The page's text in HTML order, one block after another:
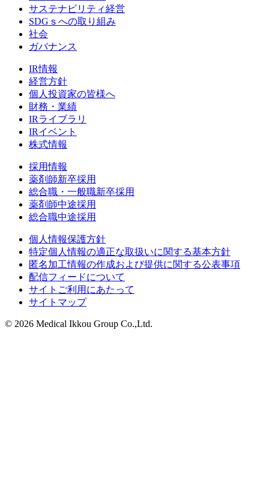
サステナビリティ経営
SDGｓへの取り組み
社会
ガバナンス
IR情報
経営方針
個人投資家の皆様へ
財務・業績
IRライブラリ
IRイベント
株式情報
採用情報
薬剤師新卒採用
総合職・一般職新卒採用
薬剤師中途採用
総合職中途採用
個人情報保護方針
特定個人情報の適正な取扱いに関する基本方針
匿名加工情報の作成および提供に関する公表事項
配信フィードについて
サイトご利用にあたって
サイトマップ
© 2026 Medical Ikkou Group Co.,Ltd.